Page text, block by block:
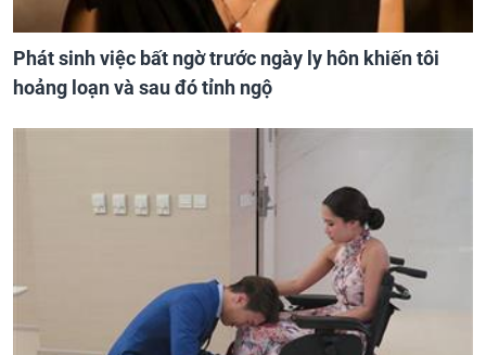
Phát sinh việc bất ngờ trước ngày ly hôn khiến tôi
hoảng loạn và sau đó tỉnh ngộ